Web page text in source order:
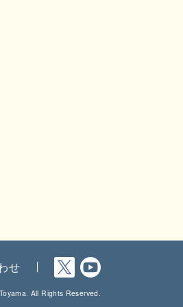
せ
All Rights Reserved.